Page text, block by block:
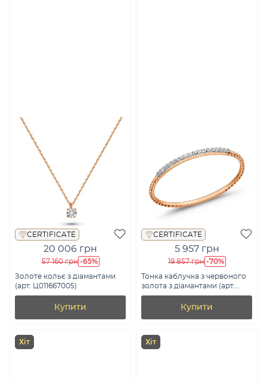
CERTIFICATE
20 006 грн
57 160 грн -65%
Золоте кольє з діамантами
(арт. Ц011667005)
Купити
CERTIFICATE
5 957 грн
19 857 грн -70%
Тонка каблучка з червоного
золота з діамантами (арт.
К011354)
Купити
Хіт Хіт